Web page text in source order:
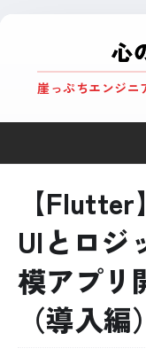
心
崖っぷちエンジニ
【
UIとロジ
模アプリ
（導入編）